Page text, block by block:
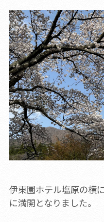
伊東園ホテル塩原の横
に満開となりました。